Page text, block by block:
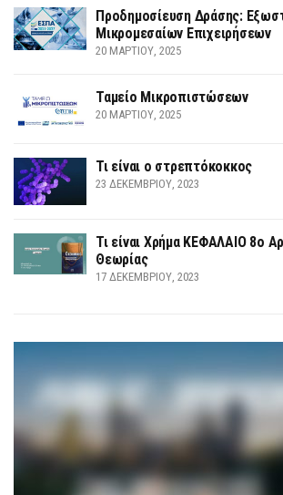
Προδημοσίευση Δράσης:
Μικρομεσαίων Επιχειρήσεων
20 ΜΑΡΤΊΟΥ, 2025
Ταμείο Μικροπιστώσεων
20 ΜΑΡΤΊΟΥ, 2025
Τι είναι ο στρεπτόκοκκος
23 ΔΕΚΕΜΒΡΊΟΥ, 2023
Τι είναι Χρήμα ΚΕΦΑΛΑΙΟ 8ο
Θεωρίας
17 ΔΕΚΕΜΒΡΊΟΥ, 2023